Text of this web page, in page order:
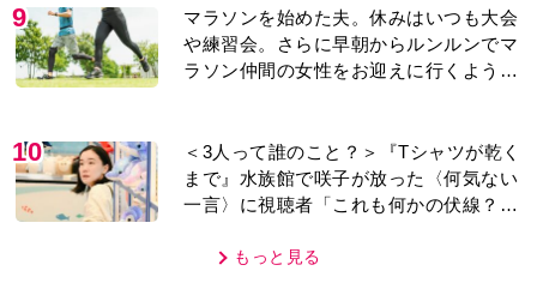
9
マラソンを始めた夫。休みはいつも大会
や練習会。さらに早朝からルンルンでマ
ラソン仲間の女性をお迎えに行くように
10
＜3人って誰のこと？＞『Tシャツが乾く
まで』水族館で咲子が放った〈何気ない
一言〉に視聴者「これも何かの伏線？」
もっと見る